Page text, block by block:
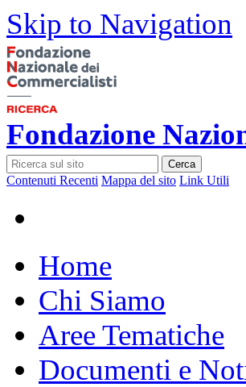
Skip to Navigation
Fondazione
Cerca
Contenuti Recenti Mappa del sito Link Utili
Home
Chi Siamo
Aree Tematiche
Documenti e